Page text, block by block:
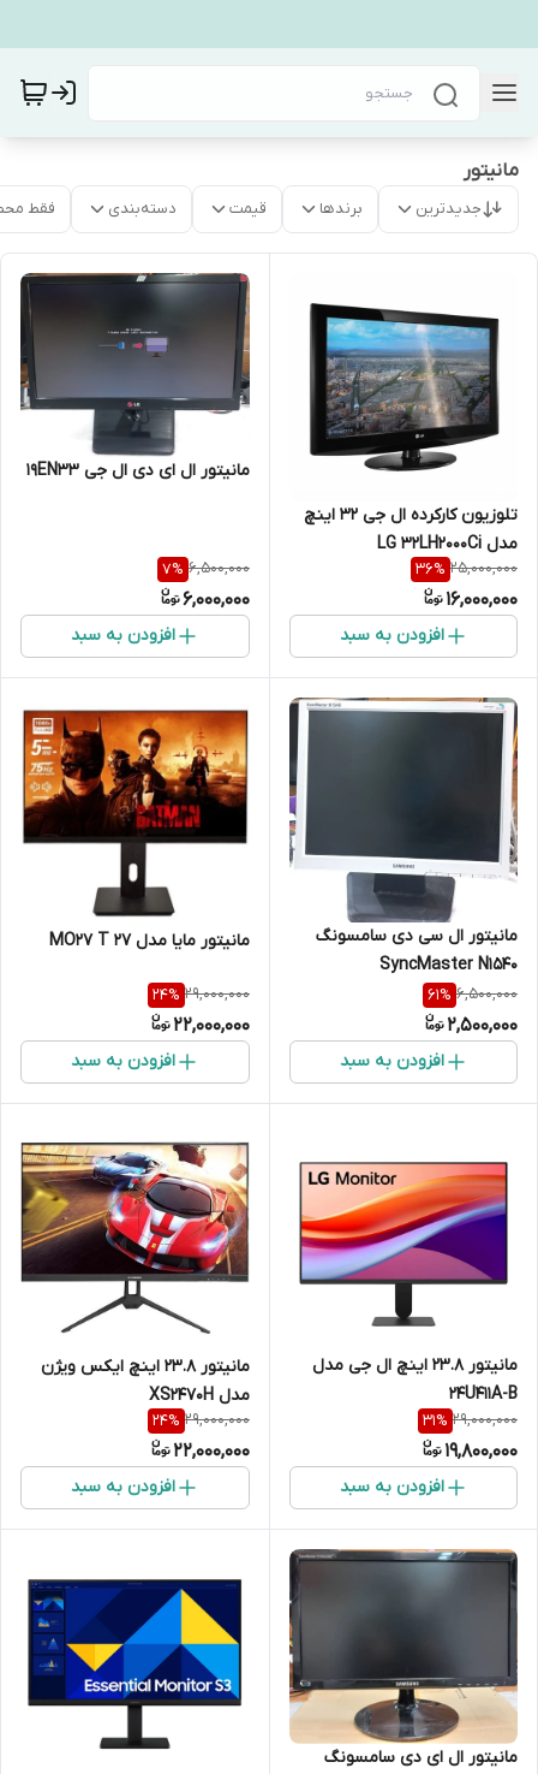
مانیتور
جدیدترین برندها قیمت دسته‌بندی فقط
تلوزیون کارکرده ال جی 32 اینچ
مدل LG 32LH2000Ci
25,000,000
36%
16,000,000
افزودن به سبد
مانیتور ال ای دی ال جی 19EN33
6,500,000
7%
6,000,000
افزودن به سبد
مانیتور ال سی دی سامسونگ
SyncMaster N1540
6,500,000
61%
2,500,000
افزودن به سبد
مانیتور مایا مدل MO27 T 27
29,000,000
24%
22,000,000
افزودن به سبد
مانیتور 23.8 اینچ ال جی مدل
24U411A-B
29,000,000
31%
19,800,000
افزودن به سبد
مانیتور 23.8 اینچ ایکس ویژن
مدل XS2470H
29,000,000
24%
22,000,000
افزودن به سبد
مانیتور ال ای دی سامسونگ